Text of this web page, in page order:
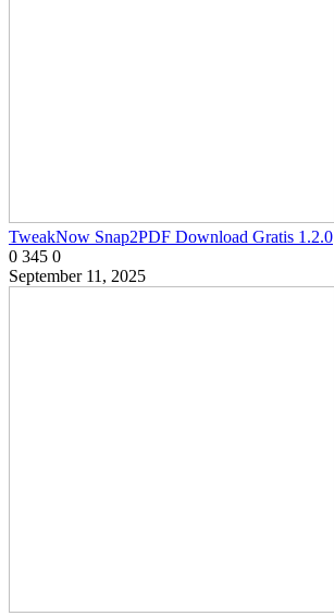
TweakNow Snap2PDF Download Gratis 1.2.0
0 345 0
September 11, 2025